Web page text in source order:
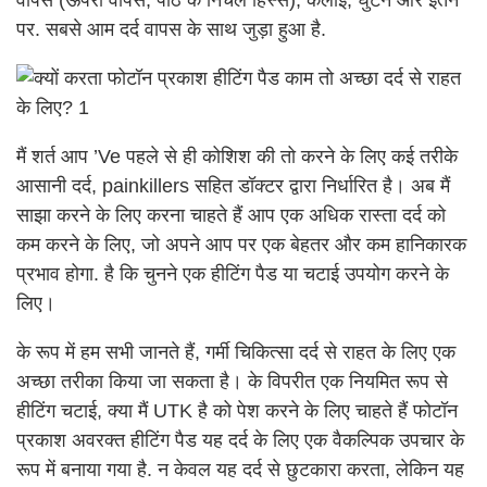
पर. सबसे आम दर्द वापस के साथ जुड़ा हुआ है.
मैं शर्त आप ’Ve पहले से ही कोशिश की तो करने के लिए कई तरीके
आसानी दर्द, painkillers सहित डॉक्टर द्वारा निर्धारित है। अब मैं
साझा करने के लिए करना चाहते हैं आप एक अधिक रास्ता दर्द को
कम करने के लिए, जो अपने आप पर एक बेहतर और कम हानिकारक
प्रभाव होगा. है कि चुनने एक हीटिंग पैड या चटाई उपयोग करने के
लिए।
के रूप में हम सभी जानते हैं, गर्मी चिकित्सा दर्द से राहत के लिए एक
अच्छा तरीका किया जा सकता है। के विपरीत एक नियमित रूप से
हीटिंग चटाई, क्या मैं UTK है को पेश करने के लिए चाहते हैं फोटॉन
प्रकाश अवरक्त हीटिंग पैड यह दर्द के लिए एक वैकल्पिक उपचार के
रूप में बनाया गया है. न केवल यह दर्द से छुटकारा करता, लेकिन यह